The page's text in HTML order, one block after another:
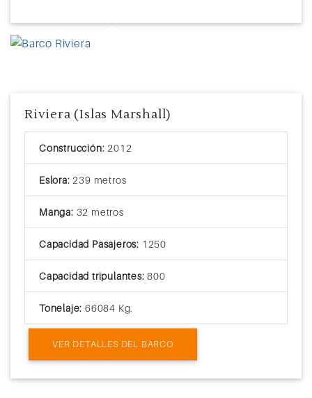
Previous
Riviera (Islas Marshall)
Construcción: 2012
Eslora: 239 metros
Manga: 32 metros
Capacidad Pasajeros: 1250
Capacidad tripulantes: 800
Tonelaje: 66084 Kg.
VER DETALLES DEL BARCO